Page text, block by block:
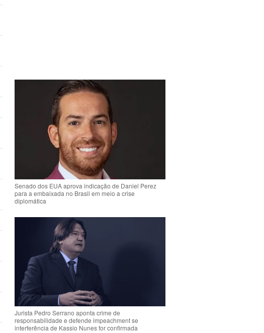
Senado dos EUA aprova indicação de Daniel Perez
para a embaixada no Brasil em meio a crise
diplomática
Jurista Pedro Serrano aponta crime de
responsabilidade e defende impeachment se
interferência de Kassio Nunes for confirmada